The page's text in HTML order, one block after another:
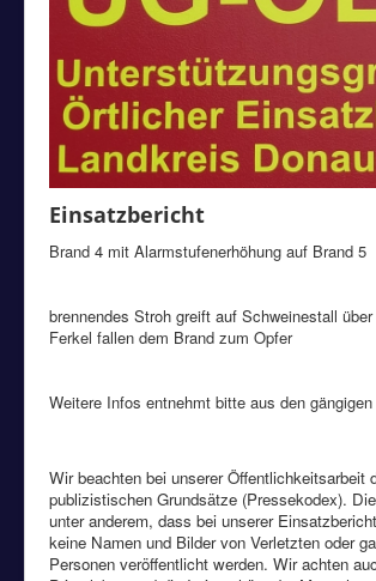
Einsatzbericht
Brand 4 mit Alarmstufenerhöhung auf Brand 5
brennendes Stroh greift auf Schweinestall
Ferkel fallen dem Brand zum Opfer
Weitere Infos entnehmt bitte aus den
Wir beachten bei unserer Öffentlichkeitsarbeit
publizistischen Grundsätze (Pressekodex).
unter anderem, dass bei unserer
keine Namen und Bilder von Verletzten oder
Personen veröffentlicht werden. Wir achten